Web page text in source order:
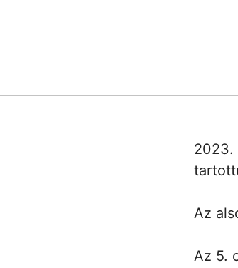
2023.
Az
Az 5.